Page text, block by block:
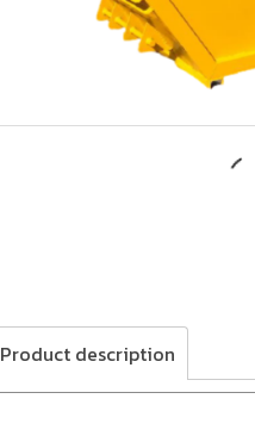
Product description